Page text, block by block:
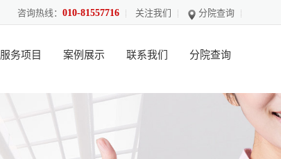
咨询热线： 010-81557716 关注我们 分院查询
服务项目 案例展示 联系我们 分院查询